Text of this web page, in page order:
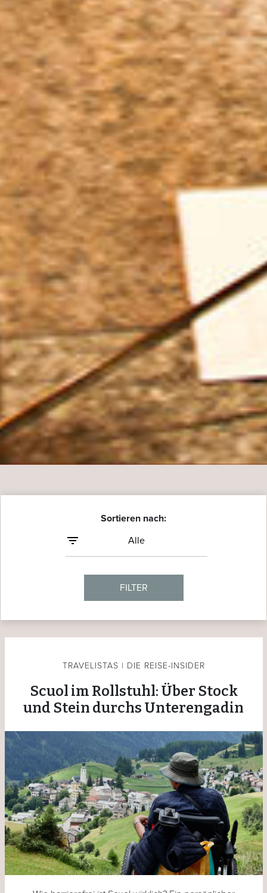
Sortieren nach:
FILTER
TRAVELISTAS | DIE REISE-INSIDER
Scuol im Rollstuhl: Über Stock
und Stein durchs Unterengadin